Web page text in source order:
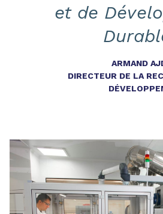
et de
ARMAND
DIRECTEUR DE LA